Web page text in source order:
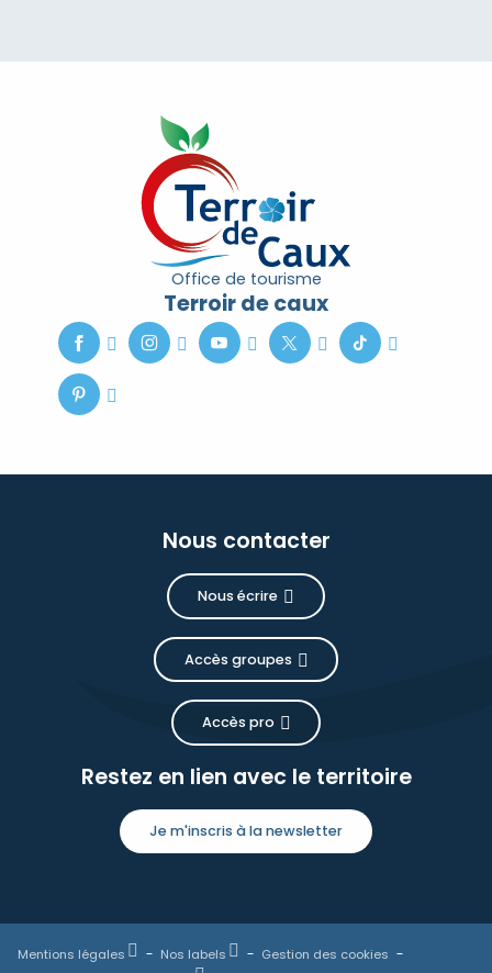
Office de tourisme
Terroir de caux
Nous contacter
Nous écrire
Accès groupes
Accès pro
Restez en lien avec le territoire
Je m'inscris à la newsletter
Mentions légales Nos labels
Gestion des cookies